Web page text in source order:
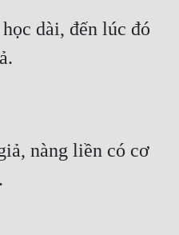
dài, đến lúc đó
nàng liền có cơ